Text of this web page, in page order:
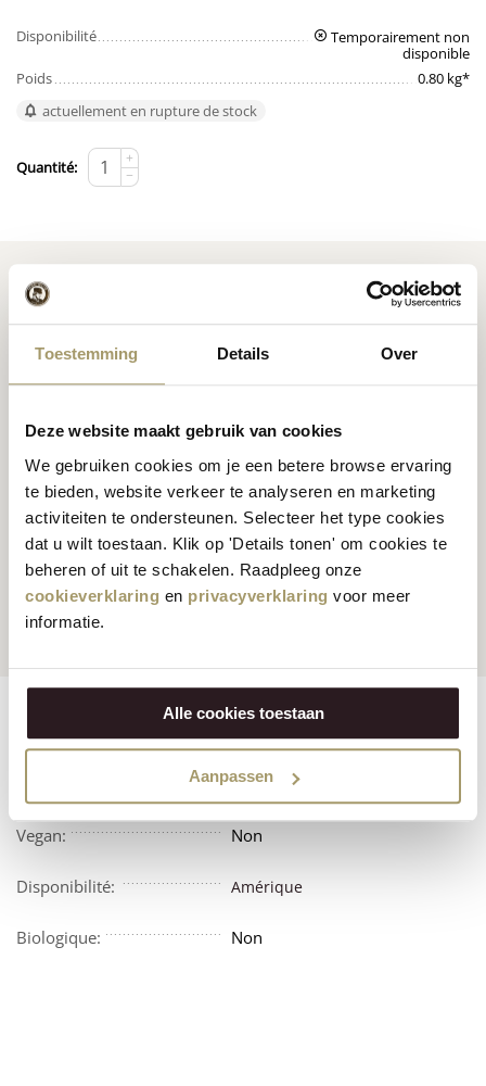
Toestemming Details Over
Deze website maakt gebruik van cookies
We gebruiken cookies om je een betere browse ervaring
te bieden, website verkeer te analyseren en marketing
activiteiten te ondersteunen. Selecteer het type cookies
dat u wilt toestaan. Klik op 'Details tonen' om cookies te
beheren of uit te schakelen. Raadpleeg onze
cookieverklaring en privacyverklaring voor meer
informatie.
Alle cookies toestaan
Aanpassen
Disponibilité
Temporairement non
disponible
Poids
0.80 kg*
actuellement en rupture de stock
Quantité:
+
−
Nos clients nous
attribuent une note
moyenne de 9,5 %
Expéditions mondiales
Reviews
Non
Vegan: Non
Disponibilité: Amérique
Biologique: Non